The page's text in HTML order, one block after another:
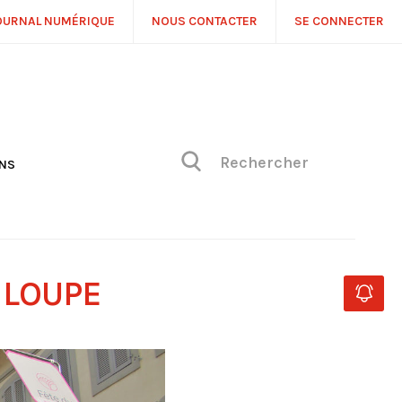
NUMÉRIQUE NOUS CONTACTER SE CONNECTER